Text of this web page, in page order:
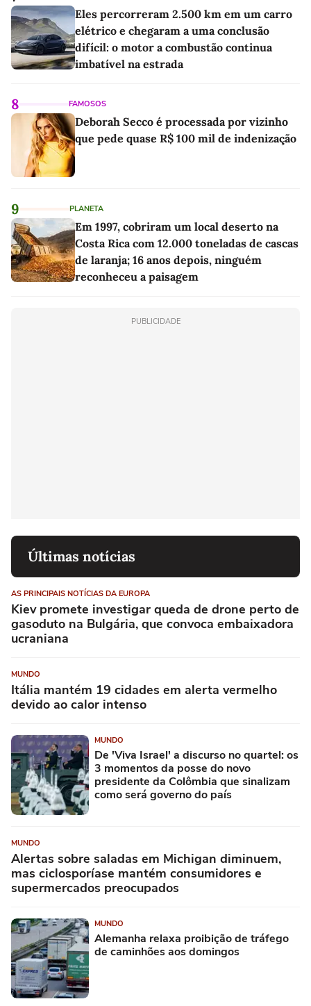
Eles percorreram 2.500 km em um carro
elétrico e chegaram a uma conclusão
difícil: o motor a combustão continua
imbatível na estrada
8 FAMOSOS
Deborah Secco é processada por vizinho
que pede quase R$ 100 mil de indenização
9 PLANETA
Em 1997, cobriram um local deserto na
Costa Rica com 12.000 toneladas de cascas
de laranja; 16 anos depois, ninguém
reconheceu a paisagem
PUBLICIDADE
Últimas notícias
AS PRINCIPAIS NOTÍCIAS DA EUROPA
Kiev promete investigar queda de drone perto de
gasoduto na Bulgária, que convoca embaixadora
ucraniana
MUNDO
Itália mantém 19 cidades em alerta vermelho
devido ao calor intenso
MUNDO
De 'Viva Israel' a discurso no quartel: os
3 momentos da posse do novo
presidente da Colômbia que sinalizam
como será governo do país
MUNDO
Alertas sobre saladas em Michigan diminuem,
mas ciclosporíase mantém consumidores e
supermercados preocupados
MUNDO
Alemanha relaxa proibição de tráfego
de caminhões aos domingos